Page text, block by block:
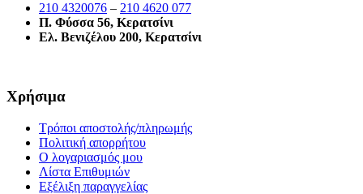
210 4320076 – 210 4620 077
Π. Φύσσα 56, Κερατσίνι
Ελ. Βενιζέλου 200, Κερατσίνι
Χρήσιμα
Τρόποι αποστολής/πληρωμής
Πολιτική απορρήτου
Ο λογαριασμός μου
Λίστα Επιθυμιών
Εξέλιξη παραγγελίας